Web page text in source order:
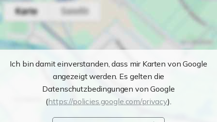
Ich bin damit einverstanden, dass mir Karten von Google
angezeigt werden. Es gelten die
Datenschutzbedingungen von Google
(https://policies.google.com/privacy).